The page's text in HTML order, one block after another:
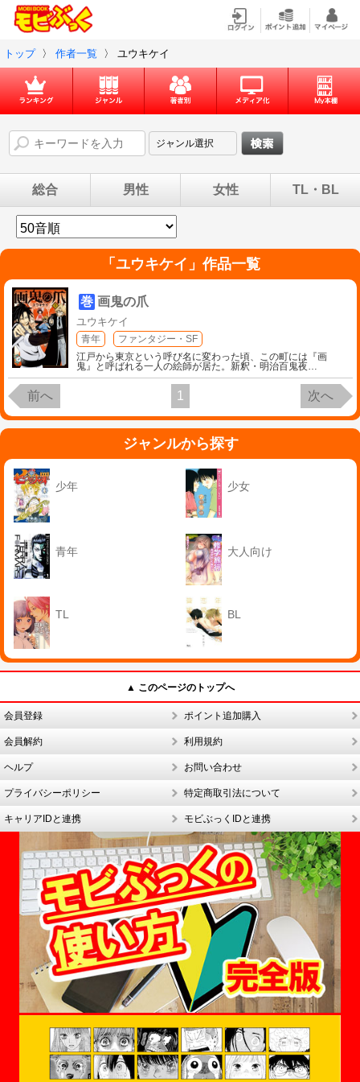
トップ 〉 作者一覧 〉 ユウキケイ
総合 男性 女性 TL・BL
「 ユウキケイ 」作品一覧
巻 画鬼の爪
ユウキケイ
青年
ファンタジー・SF
江戸から東京という呼び名に変わった頃、この町には『画
鬼』と呼ばれる一人の絵師が居た。新釈・明治百鬼夜…
前へ 1 次へ
ジャンルから探す
少年 少女
青年 大人向け
TL BL
▲ このページのトップへ
会員登録 ポイント追加購入
会員解約 利用規約
ヘルプ お問い合わせ
プライバシーポリシー 特定商取引法について
キャリアIDと連携 モビぶっくIDと連携